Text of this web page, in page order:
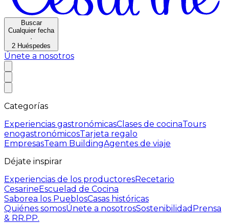
Buscar
Cualquier fecha
·
2 Huéspedes
Únete a nosotros
Categorías
Experiencias gastronómicasClases de cocinaTours
enogastronómicosTarjeta regalo
EmpresasTeam BuildingAgentes de viaje
Déjate inspirar
Experiencias de los productoresRecetario
CesarineEscuelad de Cocina
Saborea los PueblosCasas históricas
Quiénes somosÚnete a nosotrosSostenibilidad Prensa
& RR.PP.